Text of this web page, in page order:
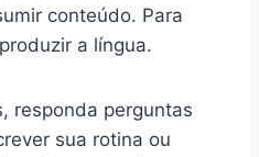
conteúdo. Para
a língua.
responda perguntas
sua rotina ou